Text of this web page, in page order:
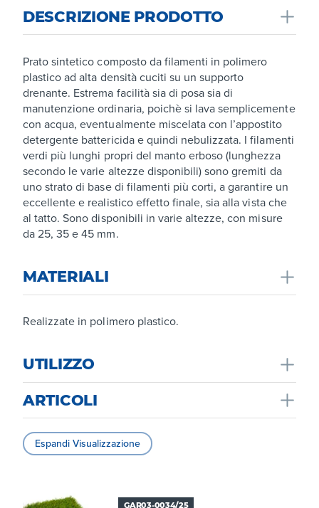
DESCRIZIONE PRODOTTO
Prato sintetico composto da filamenti in polimero
plastico ad alta densità cuciti su un supporto
drenante. Estrema facilità sia di posa sia di
manutenzione ordinaria, poichè si lava semplicemente
con acqua, eventualmente miscelata con l’appostito
detergente battericida e quindi nebulizzata. I filamenti
verdi più lunghi propri del manto erboso (lunghezza
secondo le varie altezze disponibili) sono gremiti da
uno strato di base di filamenti più corti, a garantire un
eccellente e realistico effetto finale, sia alla vista che
al tatto. Sono disponibili in varie altezze, con misure
da 25, 35 e 45 mm.
MATERIALI
Realizzate in polimero plastico.
UTILIZZO
Studiato per un utilizzo sia indoor sia in aree esterne.
allestire un area esterna particolare come aree bimbi
(non attirano insetti e zanzare e non favoriscono
ARTICOLI
Espandi Visualizzazione
GAR03-0034/25